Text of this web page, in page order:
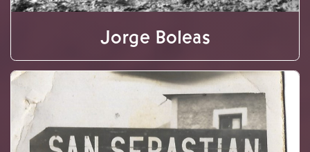
Jorge Boleas